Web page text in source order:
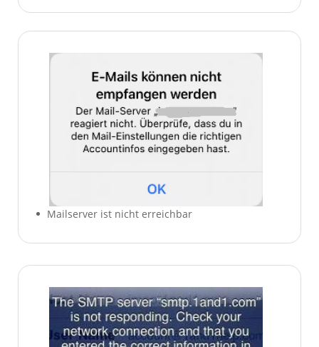
Mailserver ist nicht erreichbar